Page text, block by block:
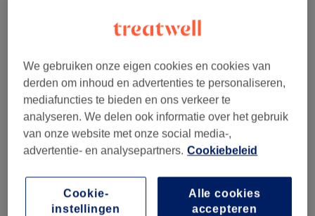
Woensdag
10:00
Donderdag
10:00–19:00
Vrijdag
10:00–19:00
Zaterdag
Gesloten
Zondag
12:00– 16:30
MK Studio is een moderne schoonheidssalon waar
persoonlijke aandacht, expertise en comfort centraal
staan, met als doel iedere klant te laten stralen met meer
zelfvertrouwen en een verzorgde uitstraling. Dankzij een
We gebruiken onze eigen cookies en cookies van
derden om inhoud en advertenties te personaliseren,
mediafuncties te bieden en ons verkeer te
analyseren. We delen ook informatie over het gebruik
van onze website met onze social media-,
advertentie- en analysepartners. Cookiebeleid
Alle cookies
accepteren
Cookie-
instellingen